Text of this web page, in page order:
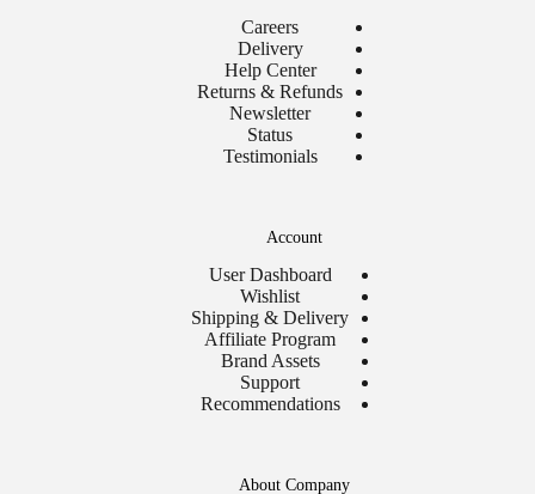
Careers
Delivery
Help Center
Returns & Refunds
Newsletter
Status
Testimonials
Account
User Dashboard
Wishlist
Shipping & Delivery
Affiliate Program
Brand Assets
Support
Recommendations
About Company